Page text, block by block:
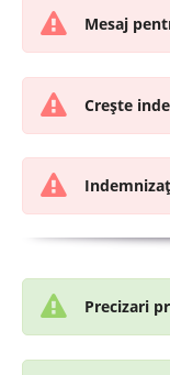
Mesaj
Crește
Precizari